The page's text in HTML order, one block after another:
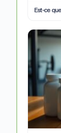
Est-ce